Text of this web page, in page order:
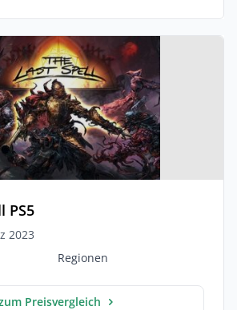
PS5
2023
Regionen
Preisvergleich